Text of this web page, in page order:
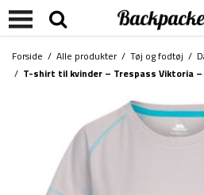
Forside / Alle produkter/ Tøj og fodtøj /
/ T-shirt til kvinder – Trespass Viktoria –